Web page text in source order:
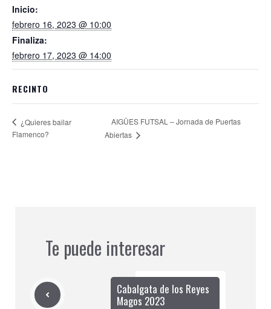
Inicio:
febrero 16, 2023 @ 10:00
Finaliza:
febrero 17, 2023 @ 14:00
RECINTO
¿Quieres bailar
Flamenco?
AIGÜES FUTSAL – Jornada de Puertas
Abiertas
Te puede interesar
Cabalgata de los Reyes
Magos 2023